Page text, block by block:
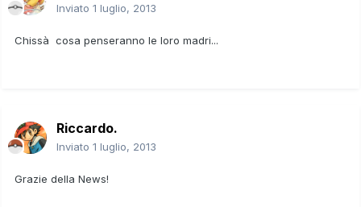
Inviato 1 luglio, 2013
Chissà cosa penseranno le loro madri...
Riccardo.
Inviato 1 luglio, 2013
Grazie della News!